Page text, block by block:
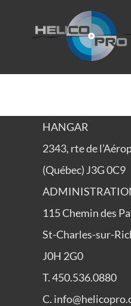
HANGAR
2343, rte de
(Québec) J3G 0C9
115 Chemin des
St-Charles-sur-
J0H 2G0
T. 450.536.0880
C.